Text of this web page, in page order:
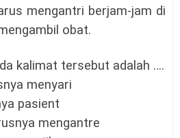
mengantri berjam-jam di
obat.
kalimat tersebut adalah ….
menyari
pasient
mengantre